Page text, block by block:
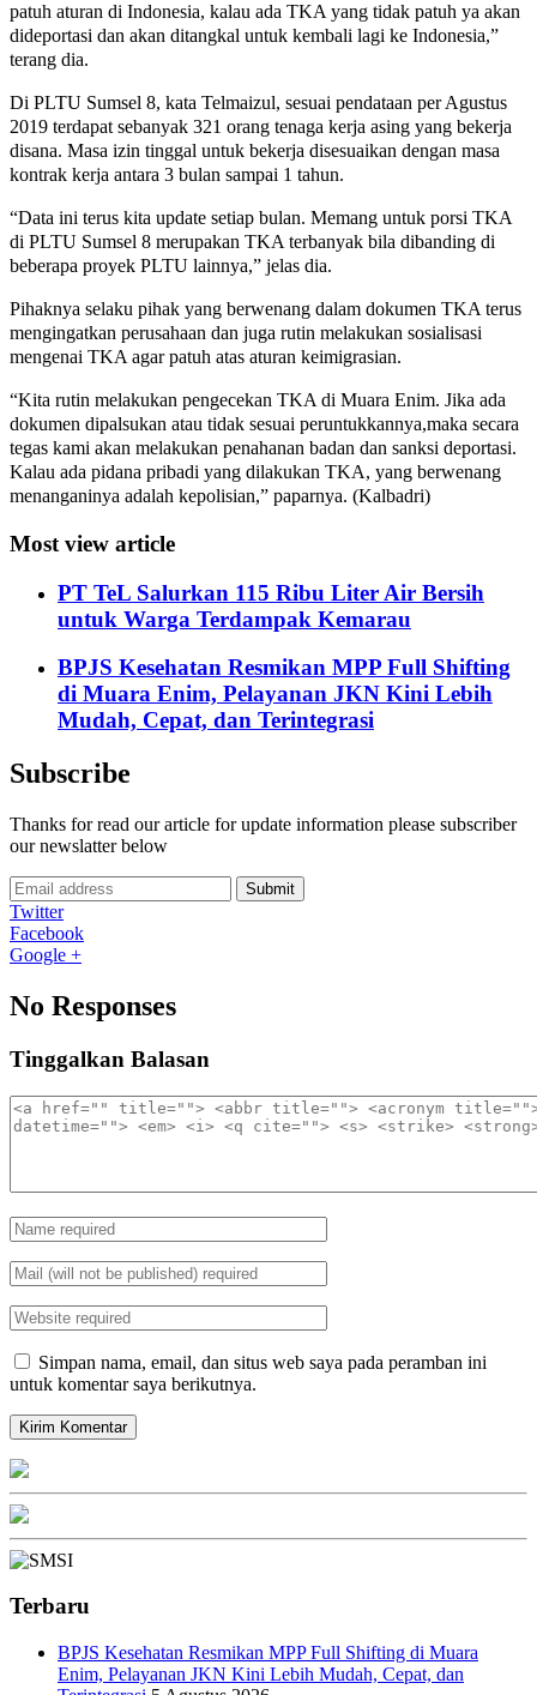
patuh aturan di Indonesia, kalau ada TKA yang tidak patuh ya akan
dideportasi dan akan ditangkal untuk kembali lagi ke Indonesia,”
terang dia.
Di PLTU Sumsel 8, kata Telmaizul, sesuai pendataan per Agustus
2019 terdapat sebanyak 321 orang tenaga kerja asing yang bekerja
disana. Masa izin tinggal untuk bekerja disesuaikan dengan masa
kontrak kerja antara 3 bulan sampai 1 tahun.
“Data ini terus kita update setiap bulan. Memang untuk porsi TKA
di PLTU Sumsel 8 merupakan TKA terbanyak bila dibanding di
beberapa proyek PLTU lainnya,” jelas dia.
Pihaknya selaku pihak yang berwenang dalam dokumen TKA terus
mengingatkan perusahaan dan juga rutin melakukan sosialisasi
mengenai TKA agar patuh atas aturan keimigrasian.
“Kita rutin melakukan pengecekan TKA di Muara Enim. Jika ada
dokumen dipalsukan atau tidak sesuai peruntukkannya,maka secara
tegas kami akan melakukan penahanan badan dan sanksi deportasi.
Kalau ada pidana pribadi yang dilakukan TKA, yang berwenang
menanganinya adalah kepolisian,” paparnya. (Kalbadri)
Most view article
PT TeL Salurkan 115 Ribu Liter Air Bersih
untuk Warga Terdampak Kemarau
BPJS Kesehatan Resmikan MPP Full Shifting
di Muara Enim, Pelayanan JKN Kini Lebih
Mudah, Cepat, dan Terintegrasi
Subscribe
Thanks for read our article for update information please subscriber
our newslatter below
Submit
Twitter
Facebook
Google +
No Responses
Tinggalkan Balasan
Simpan nama, email, dan situs web saya pada peramban ini
untuk komentar saya berikutnya.
Terbaru
BPJS Kesehatan Resmikan MPP Full Shifting di Muara
Enim, Pelayanan JKN Kini Lebih Mudah, Cepat, dan